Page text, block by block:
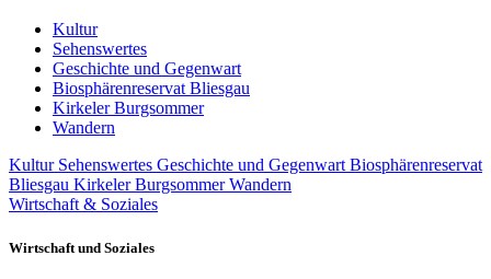
Kultur
Sehenswertes
Geschichte und Gegenwart
Biosphärenreservat Bliesgau
Kirkeler Burgsommer
Wandern
Kultur Sehenswertes Geschichte und Gegenwart Biosphärenreservat
Bliesgau Kirkeler BurgsommerWandern
Wirtschaft & Soziales
Wirtschaft und Soziales